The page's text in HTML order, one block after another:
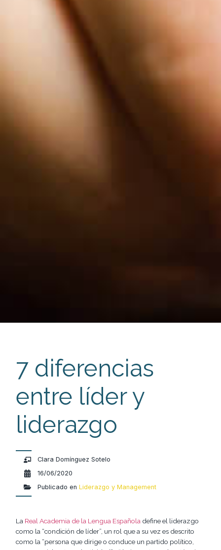
7 diferencias
entre líder y
liderazgo
Clara Domínguez Sotelo
16/06/2020
Publicado en Liderazgo y Management
La Real Academia de la Lengua Española define el liderazgo
como la “condición de líder”, un rol que a su vez es descrito
como la “persona que dirige o conduce un partido político,